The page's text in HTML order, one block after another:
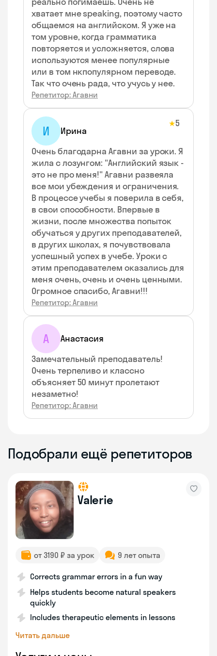
хватает мне speaking, поэтому часто
общаемся на английском. Я уже на
том уровне, когда грамматика
повторяется и усложняется, слова
используются менее популярные
или в том нкпопулярном переводе.
Так что очень рада, что учусь у нее.
Репетитор: Агавни
И Ирина
★5
Очень благодарна Агавни за уроки. Я
жила с лозунгом: "Английский язык -
это не про меня!" Агавни развеяла
все мои убеждения и ограничения.
В процессе учебы я поверила в себя,
в свои способности. Впервые в
жизни, после множества попыток
обучаться у других преподавателей,
в других школах, я почувствовала
успешный успех в учебе. Уроки с
этим преподавателем оказались для
меня очень, очень и очень ценными.
Огромное спасибо, Агавни!!!
Репетитор: Агавни
А
Анастасия
Замечательный преподаватель!
Очень терпеливо и классно
объясняет 50 минут пролетают
незаметно!
Репетитор: Агавни
Подобрали ещё репетиторов
Valerie
от 3190 ₽ за урок 9 лет опыта
Corrects grammar errors in a fun way
Helps students become natural speakers
quickly
Includes therapeutic elements in lessons
Читать дальше